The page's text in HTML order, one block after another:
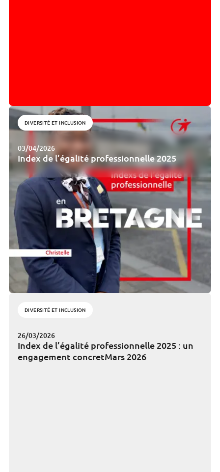
DIVERSITÉ ET INCLUSION
03/04/2026
Index de l’égalité professionnelle 2025
DIVERSITÉ ET INCLUSION
26/03/2026
Index de l’égalité professionnelle 2025 : un
engagement concret​Mars 2026